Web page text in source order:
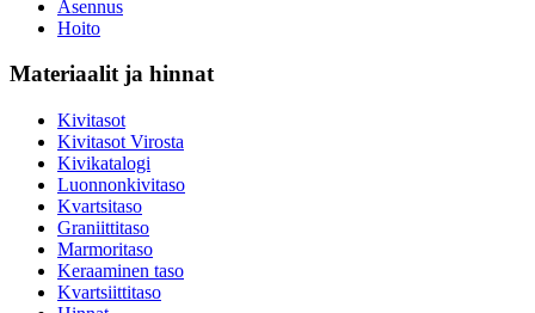
Asennus
Hoito
Materiaalit ja hinnat
Kivitasot
Kivitasot Virosta
Kivikatalogi
Luonnonkivitaso
Kvartsitaso
Graniittitaso
Marmoritaso
Keraaminen taso
Kvartsiittitaso